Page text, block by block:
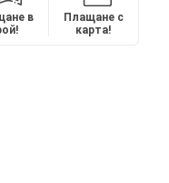
в
Плащане с
карта!